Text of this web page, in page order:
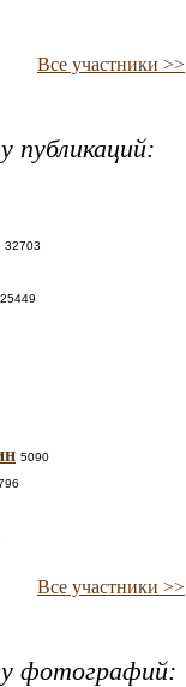
Все участники >>
публикаций:
32703
25449
5090
Все участники >>
фотографий: